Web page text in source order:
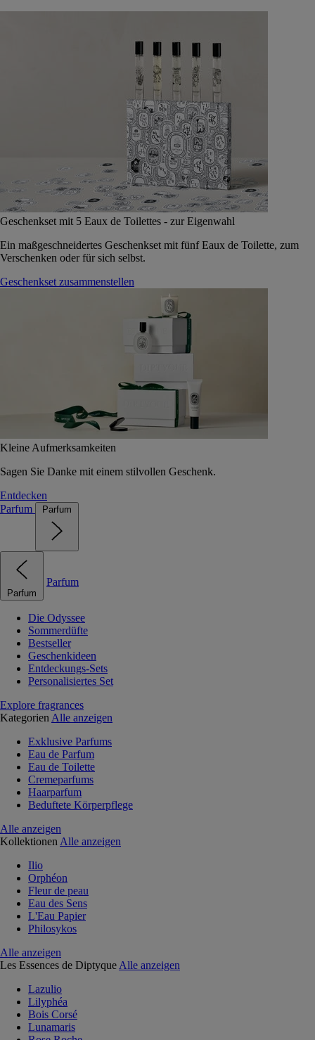
Geschenkset mit 5 Eaux de Toilettes - zur Eigenwahl
Ein maßgeschneidertes Geschenkset mit fünf Eaux de Toilette, zum
Verschenken oder für sich selbst.
Geschenkset zusammenstellen
Kleine Aufmerksamkeiten
Sagen Sie Danke mit einem stilvollen Geschenk.
Entdecken
Parfum
Parfum
Parfum
Parfum
Die Odyssee
Sommerdüfte
Bestseller
Geschenkideen
Entdeckungs-Sets
Personalisiertes Set
Explore fragrances
Kategorien Alle anzeigen
Exklusive Parfums
Eau de Parfum
Eau de Toilette
Cremeparfums
Haarparfum
Beduftete Körperpflege
Alle anzeigen
Kollektionen Alle anzeigen
Ilio
Orphéon
Fleur de peau
Eau des Sens
L'Eau Papier
Philosykos
Alle anzeigen
Les Essences de Diptyque Alle anzeigen
Lazulio
Lilyphéa
Bois Corsé
Lunamaris